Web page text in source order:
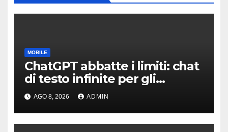
MOBILE
ChatGPT abbatte i limiti: chat
di testo infinite per gli
account gratis e intelligenza
potenziata
AGO 8, 2026 ADMIN